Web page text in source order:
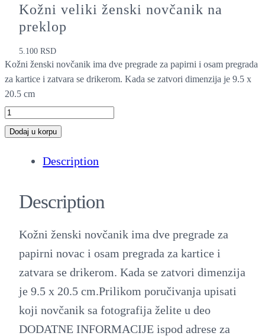
Kožni veliki ženski novčanik na
preklop
5.100RSD
Kožni ženski novčanik ima dve pregrade za papirni i osam pregrada
za kartice i zatvara se drikerom. Kada se zatvori dimenzija je 9.5 x
20.5 cm
K
oDodaj u korpu
Description
Description
Kožni ženski novčanik ima dve pregrade za
papirni novac i osam pregrada za kartice i
zatvara se drikerom. Kada se zatvori dimenzija
je 9.5 x 20.5 cm.Prilikom poručivanja upisati
koji novčanik sa fotografija želite u deo
DODATNE INFORMACIJE ispod adrese za